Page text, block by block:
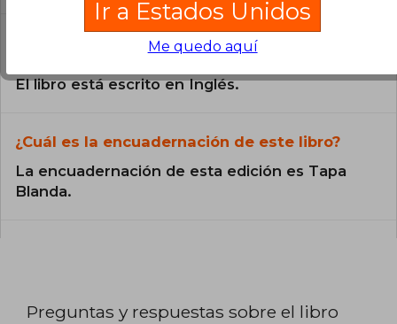
¿En qué Idioma está escrito el
El libro está escrito en Inglés.
¿Cuál es la encuadernación de este libro?
La encuadernación de esta edición es Tapa
Blanda.
Preguntas y respuestas sobre el libro
Ir a Estados Unidos
Me quedo aquí